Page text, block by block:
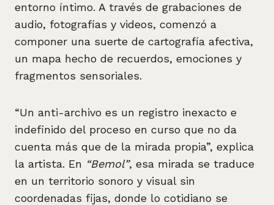
entorno íntimo. A través de grabaciones de
audio, fotografías y videos, comenzó a
componer una suerte de cartografía afectiva,
un mapa hecho de recuerdos, emociones y
fragmentos sensoriales.
“Un anti-archivo es un registro inexacto e
indefinido del proceso en curso que no da
cuenta más que de la mirada propia”, explica
la artista. En “Bemol”, esa mirada se traduce
en un territorio sonoro y visual sin
coordenadas fijas, donde lo cotidiano se